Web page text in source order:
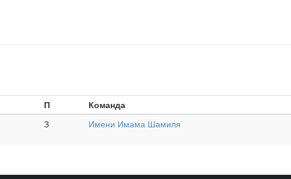
П Команда
З Имени Имама Шамиля